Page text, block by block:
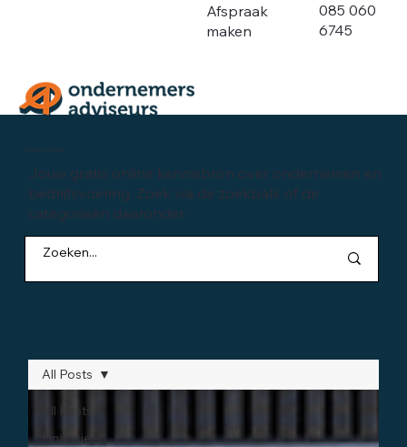
Afspraak
maken
085 060
6745
Kennisbank ondernemen
Jouw gratis online kennisbron over ondernemen en
bedrijfsvoering. Zoek via de zoekbalk of de
categorieën daaronder:
All Posts
Financieel
All Posts